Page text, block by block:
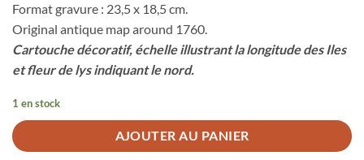
Format gravure : 23,5 x 18,5 cm.
Original antique map around 1760.
Cartouche décoratif, échelle illustrant la longitude des Iles
et fleur de lys indiquant le nord.
1 en stock
AJOUTER AU PANIER